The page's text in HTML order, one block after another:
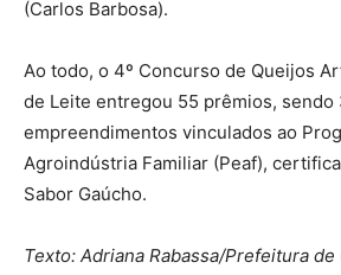
(Carlos Barbosa).
Ao todo, o 4º Concurso de Queijos
de Leite entregou 55 prêmios, sendo
empreendimentos vinculados ao
Agroindústria Familiar (Peaf),
Sabor Gaúcho.
Texto: Adriana Rabassa/Prefeitura de